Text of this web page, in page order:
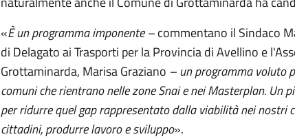
«È un programma imponente –commentano il Sindaco
di Delagato ai Trasporti per la Provincia di Avellino e
Grottaminarda, Marisa Graziano – un programma voluto
comuni che rientrano nelle zone Snai e nei Masterplan. Un
per ridurre quel gap rappresentato dalla viabilità nei nostri
cittadini, produrre lavoro e sviluppo».